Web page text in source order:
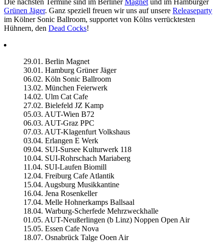
Grünen Jäger. Ganz speziell freuen wir uns auf unsere Releaseparty
im Kölner Sonic Ballroom, supportet von Kölns verrücktesten
Hühnern, den Dead Cocks!
29.01. Berlin Magnet
30.01. Hamburg Grüner Jäger
06.02. Köln Sonic Ballroom
13.02. München Feierwerk
14.02. Ulm Cat Cafe
27.02. Bielefeld JZ Kamp
05.03. AUT-Wien B72
06.03. AUT-Graz PPC
07.03. AUT-Klagenfurt Volkshaus
03.04. Erlangen E Werk
09.04. SUI-Sursee Kulturwerk 118
10.04. SUI-Rohrschach Mariaberg
11.04. SUI-Laufen Biomill
12.04. Freiburg Cafe Atlantik
15.04. Augsburg Musikkantine
16.04. Jena Rosenkeller
17.04. Melle Hohnerkamps Ballsaal
18.04. Warburg-Scherfede Mehrzweckhalle
01.05. AUT-Neußerlingen (b Linz) Noppen Open Air
15.05. Essen Cafe Nova
18.07. Osnabrück Talge Ooen Air